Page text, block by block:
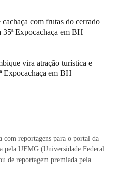
com frutas do cerrado
35ª Expocachaça em BH
vira atração turística e
Expocachaça em BH
reportagens para o portal da
pela UFMG (Universidade Federal
de reportagem premiada pela